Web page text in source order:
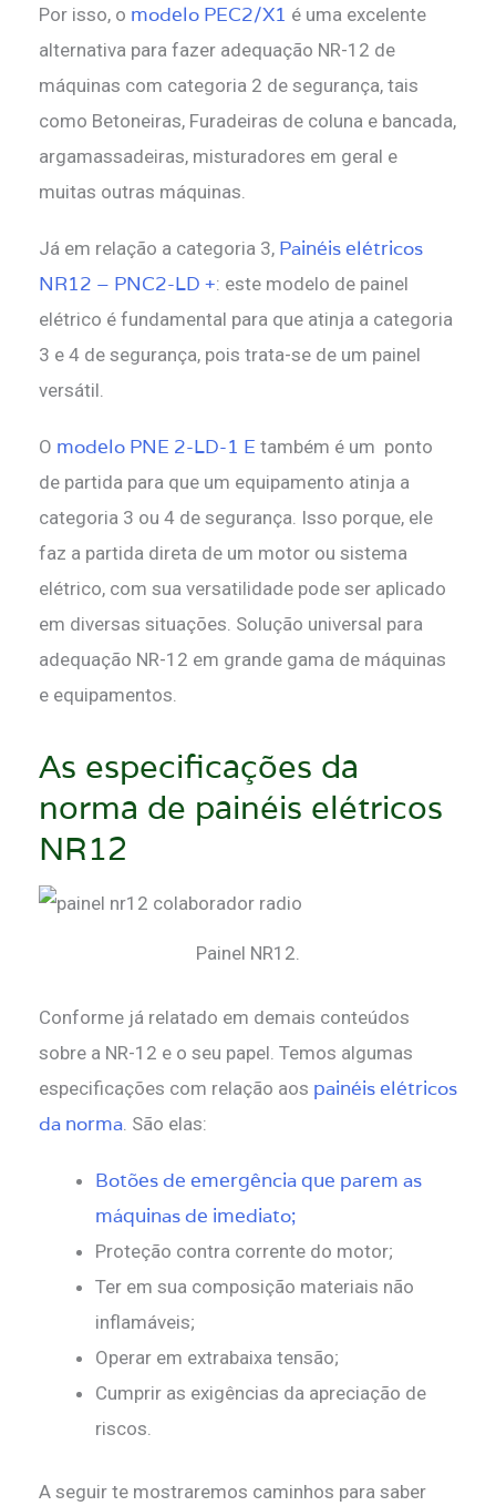
Por isso, o modelo PEC2/X1 é uma excelente
alternativa para fazer adequação NR-12 de
máquinas com categoria 2 de segurança, tais
como Betoneiras, Furadeiras de coluna e bancada,
argamassadeiras, misturadores em geral e
muitas outras máquinas.
Já em relação a categoria 3, Painéis elétricos
NR12 – PNC2-LD +: este modelo de painel
elétrico é fundamental para que atinja a categoria
3 e 4 de segurança, pois trata-se de um painel
versátil.
O modelo PNE 2-LD-1 E também é um ponto
de partida para que um equipamento atinja a
categoria 3 ou 4 de segurança. Isso porque, ele
faz a partida direta de um motor ou sistema
elétrico, com sua versatilidade pode ser aplicado
em diversas situações. Solução universal para
adequação NR-12 em grande gama de máquinas
e equipamentos.
As especificações da
norma de painéis elétricos
NR12
Painel NR12.
Conforme já relatado em demais conteúdos
sobre a NR-12 e o seu papel. Temos algumas
especificações com relação aos painéis elétricos
da norma . São elas:
Botões de emergência que parem as
máquinas de imediato;
Proteção contra corrente do motor;
Ter em sua composição materiais não
inflamáveis;
Operar em extrabaixa tensão;
Cumprir as exigências da apreciação de
riscos.
A seguir te mostraremos caminhos para saber